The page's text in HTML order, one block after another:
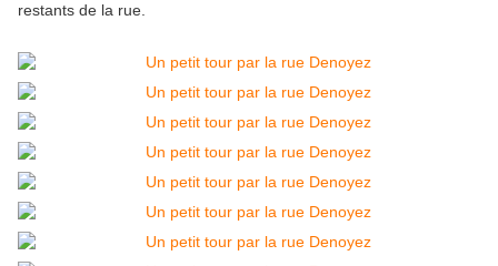
restants de la rue.